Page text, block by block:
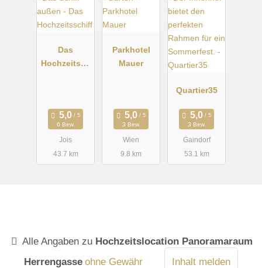
Das
Hochzeitssc
6 Bew.
Jois
43.7 km
Parkhotel
Mauer
3 Bew.
Wien
9.8 km
Quartier35
3 Bew.
Gaindorf
53.1 km
Alle Angaben zu Hochzeitslocation Panoramaraum
Herrengasse ohne Gewähr Inhalt melden